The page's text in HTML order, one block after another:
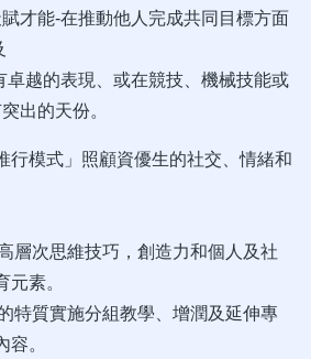
才能-在推動他人完成共同目標方面
卓越的表現、或在競技、機械技能或
出的天份。
行模式」照顧資優生的社交、情緒和
層次思維技巧，創造力和個人及社
素。
特質實施分組教學、增潤及延伸專
容。